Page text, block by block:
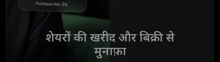
शेयरों की खरीद और बिक्री से
मुनाफ़ा